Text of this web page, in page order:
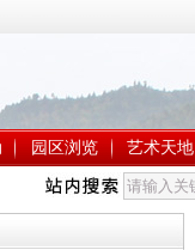
园区浏览 艺术天地